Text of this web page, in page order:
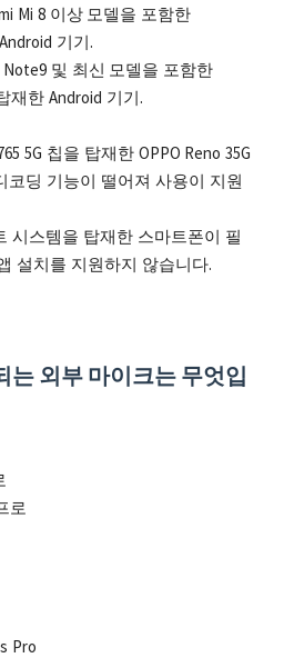
Mi 8 이상 모델을 포함한
기기.
Note9 및 최신 모델을 포함한
재한 Android 기기.
5G 칩을 탑재한 OPPO Reno 35G
코딩 기능이 떨어져 사용이 지원
시스템을 탑재한 스마트폰이 필
설치를 지원하지 않습니다.
는 외부 마이크는 무엇입
로
Pro